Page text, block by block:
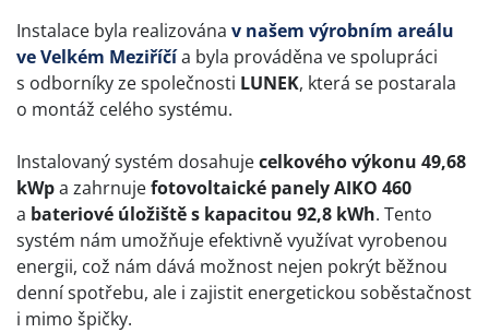
Instalace byla realizována v našem výrobním areálu
ve Velkém Meziříčía byla prováděna ve spolupráci
s odborníky ze společnosti LUNEK, která se postarala
o montáž celého systému.
Instalovaný systém dosahujecelkového výkonu 49,68
kWpa zahrnujefotovoltaické panelyAIKO 460
a bateriové úložiště s kapacitou 92,8 kWh. Tento
systém nám umožňuje efektivně využívat vyrobenou
energii, což nám dává možnost nejen pokrýt běžnou
denní spotřebu, ale i zajistit energetickou soběstačnost
i mimo špičky.